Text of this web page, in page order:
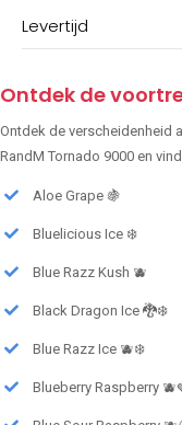
Levertijd
Ontdek de
Ontdek de verscheidenheid
RandM Tornado 9000 en
Aloe Grape 🍇
Bluelicious Ice ❄️
Blue Razz Kush 🫐
Black Dragon Ice 🐉❄️
Blue Razz Ice 🫐❄️
Blueberry Raspberry